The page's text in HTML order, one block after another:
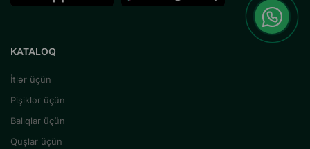
KATALOQ
İtlər üçün
Pişiklər üçün
Balıqlar üçün
Quşlar üçün